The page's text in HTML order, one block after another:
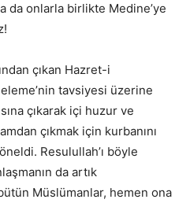
da onlarla birlikte Medine’ye
çıkan Hazret-i
tavsiyesi üzerine
çıkarak içi huzur ve
çıkmak için kurbanını
Resulullah’ı böyle
da artık
Müslümanlar, hemen ona